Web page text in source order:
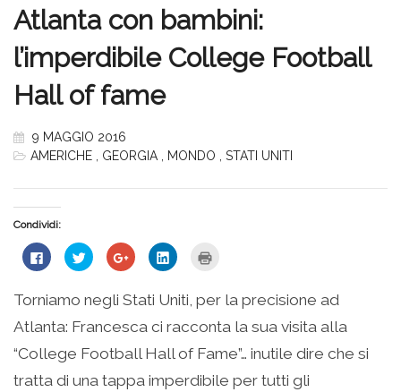
Atlanta con bambini:
l’imperdibile College Football
Hall of fame
9 MAGGIO 2016
AMERICHE
GEORGIA MONDO STATI UNITI
Condividi:
Fai
clic
su
Facebook
(Si
apre
una
nuova
finestra)
Fai
clic
condividere
su
(Si
in
una
nuova
finestra)
Fai
clic
condividere
su
Google+
(Si
in
una
nuova
finestra)
Fai
clic
condividere
su
(Si
in
una
nuova
finestra)
stampare
(Si
apre
in
nuova
finestra)
Torniamo negli Stati Uniti, per la precisione ad
Atlanta: Francesca ci racconta la sua visita alla
“College Football Hall of Fame”… inutile dire che si
tratta di una tappa imperdibile per tutti gli